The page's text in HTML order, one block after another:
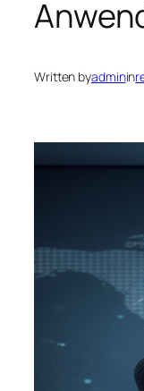
Written byadminin